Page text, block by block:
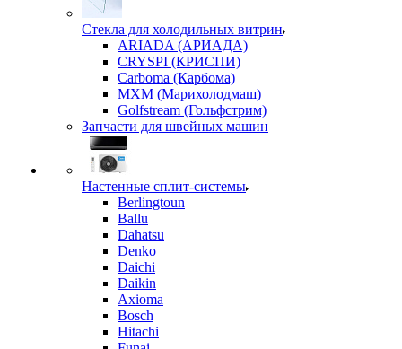
Стекла для холодильных витрин
ARIADA (АРИАДА)
CRYSPI (КРИСПИ)
Carboma (Карбома)
MXM (Марихолодмаш)
Golfstream (Гольфстрим)
Запчасти для швейных машин
Настенные сплит-системы
Berlingtoun
Ballu
Dahatsu
Denko
Daichi
Daikin
Axioma
Bosch
Hitachi